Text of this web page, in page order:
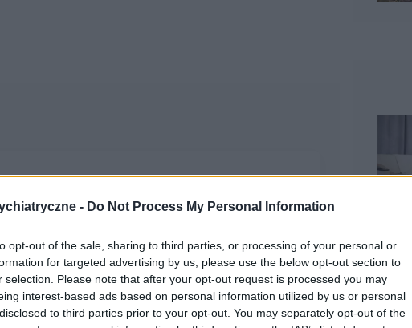
- Do Not Process My Personal Information
opt-out of the sale, sharing to third parties, or processing of your personal or
for targeted advertising by us, please use the below opt-out section to
selection. Please note that after your opt-out request is processed you may
interest-based ads based on personal information utilized by us or personal
to third parties prior to your opt-out. You may separately opt-out of the
i poradę. córka od lat walczy z depresją (w tej chwili
zakładanie "maski"), ale są dni w których występuje
że nie działają), również pod opieką psychologa.. Nie
boimy się , żeby jej tam nie zepsuli, ale chyba nie
klinika jest warta uwagi ....
gdzie ,byleby pomogli córce..